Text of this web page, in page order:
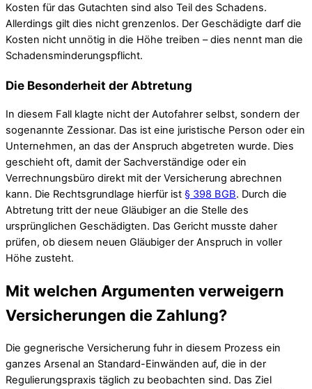
Kosten für das Gutachten sind also Teil des Schadens.
Allerdings gilt dies nicht grenzenlos. Der Geschädigte darf die
Kosten nicht unnötig in die Höhe treiben – dies nennt man die
Schadensminderungspflicht.
Die Besonderheit der Abtretung
In diesem Fall klagte nicht der Autofahrer selbst, sondern der
sogenannte Zessionar. Das ist eine juristische Person oder ein
Unternehmen, an das der Anspruch abgetreten wurde. Dies
geschieht oft, damit der Sachverständige oder ein
Verrechnungsbüro direkt mit der Versicherung abrechnen
kann. Die Rechtsgrundlage hierfür ist § 398 BGB. Durch die
Abtretung tritt der neue Gläubiger an die Stelle des
ursprünglichen Geschädigten. Das Gericht musste daher
prüfen, ob diesem neuen Gläubiger der Anspruch in voller
Höhe zusteht.
Mit welchen Argumenten verweigern
Versicherungen die Zahlung?
Die gegnerische Versicherung fuhr in diesem Prozess ein
ganzes Arsenal an Standard-Einwänden auf, die in der
Regulierungspraxis täglich zu beobachten sind. Das Ziel